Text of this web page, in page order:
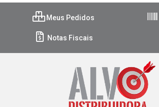
Meus Pedidos
Notas Fiscais